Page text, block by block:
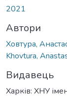
2021
Автори
Ховтура,
Khovtura,
Видавець
Харків: ХНУ